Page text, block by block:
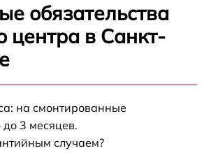
обязательства
центра в Санкт-
на смонтированные
3 месяцев.
случаем?